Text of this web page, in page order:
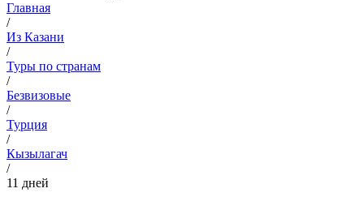
Главная
/
Из Казани
/
Туры по странам
/
Безвизовые
/
Турция
/
Кызылагач
/
11 дней